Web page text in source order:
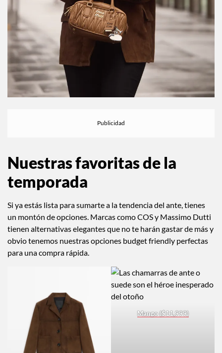
Nuestrasfavoritasde la
temporada
Si ya estás lista para sumarte a la tendencia del ante, tienes
un montón de opciones. Marcas como COS y Massimo Dutti
tienen alternativas elegantes que no te harán gastar de más y
obvio tenemos nuestras opciones budget friendly perfectas